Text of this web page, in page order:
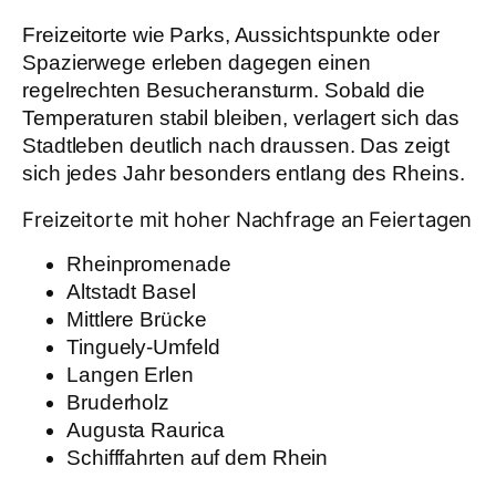
Freizeitorte wie Parks, Aussichtspunkte oder
Spazierwege erleben dagegen einen
regelrechten Besucheransturm. Sobald die
Temperaturen stabil bleiben, verlagert sich das
Stadtleben deutlich nach draussen. Das zeigt
sich jedes Jahr besonders entlang des Rheins.
Freizeitorte mit hoher Nachfrage an Feiertagen
Rheinpromenade
Altstadt Basel
Mittlere Brücke
Tinguely-Umfeld
Langen Erlen
Bruderholz
Augusta Raurica
Schifffahrten auf dem Rhein